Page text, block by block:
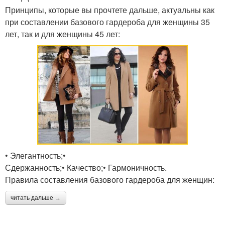
Принципы, которые вы прочтете дальше, актуальны как
при составлении базового гардероба для женщины 35
лет, так и для женщины 45 лет:
• Элегантность;•
Сдержанность;• Качество;• Гармоничность.
Правила составления базового гардероба для женщин:
читать дальше →